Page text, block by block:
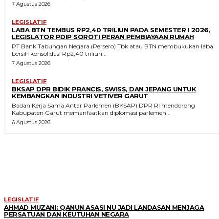
7 Agustus 2026
LEGISLATIF
LABA BTN TEMBUS RP2,40 TRILIUN PADA SEMESTER I 2026,
LEGISLATOR PDIP SOROTI PERAN PEMBIAYAAN RUMAH
PT Bank Tabungan Negara (Persero) Tbk atau BTN membukukan laba
bersih konsolidasi Rp2,40 triliun...
7 Agustus 2026
LEGISLATIF
BKSAP DPR BIDIK PRANCIS, SWISS, DAN JEPANG UNTUK
KEMBANGKAN INDUSTRI VETIVER GARUT
Badan Kerja Sama Antar Parlemen (BKSAP) DPR RI mendorong
Kabupaten Garut memanfaatkan diplomasi parlemen...
6 Agustus 2026
LEGISLATIF
AHMAD MUZANI: QANUN ASASI NU JADI LANDASAN MENJAGA
PERSATUAN DAN KEUTUHAN NEGARA